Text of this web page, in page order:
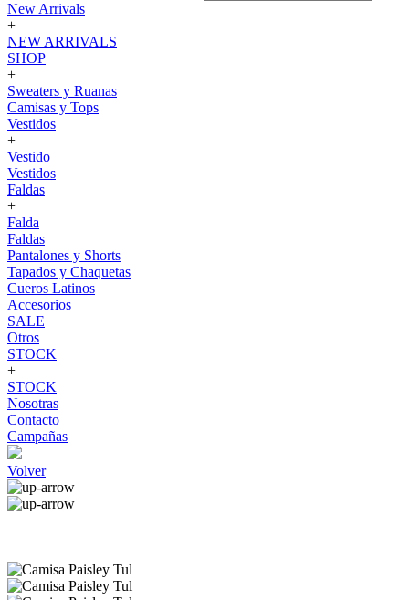
New Arrivals
+
NEW ARRIVALS
SHOP
+
Sweaters y Ruanas
Camisas y Tops
Vestidos
+
Vestido
Vestidos
Faldas
+
Falda
Faldas
Pantalones y Shorts
Tapados y Chaquetas
Cueros Latinos
Accesorios
SALE
Otros
STOCK
+
STOCK
Nosotras
Contacto
Campañas
Volver